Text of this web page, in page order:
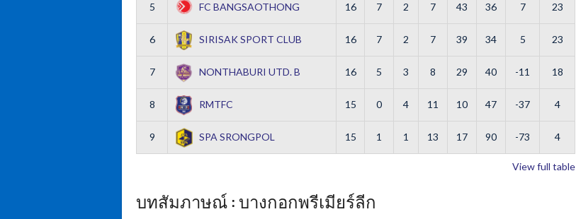
5 FC BANGSAOTHONG 16 7 2 7 43 36 7 23
6 SIRISAK SPORT CLUB 16 7 2 7 39 34 5 23
7 NONTHABURI UTD. B 16 5 3 8 29 40 -11 18
8 RMTFC 15 0 4 11 10 47 -37 4
9 SPA SRONGPOL 15 1 1 13 17 90 -73 4
View full table
บทสัมภาษณ์ : บางกอกพรีเมียร์ลีก